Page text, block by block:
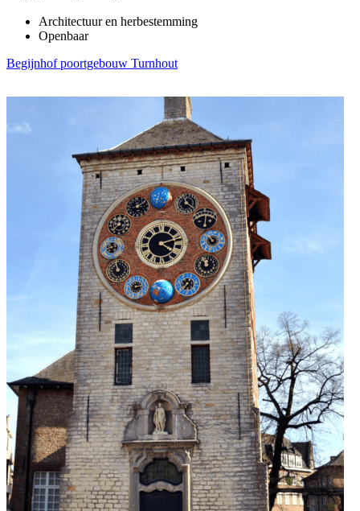
Architectuur en herbestemming
Openbaar
Begijnhof poortgebouw Turnhout